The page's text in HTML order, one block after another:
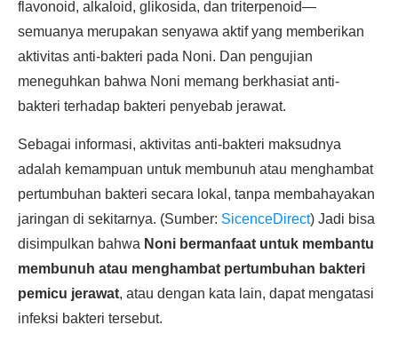
flavonoid, alkaloid, glikosida, dan triterpenoid—
semuanya merupakan senyawa aktif yang memberikan
aktivitas anti-bakteri pada Noni. Dan pengujian
meneguhkan bahwa Noni memang berkhasiat anti-
bakteri terhadap bakteri penyebab jerawat.
Sebagai informasi, aktivitas anti-bakteri maksudnya
adalah kemampuan untuk membunuh atau menghambat
pertumbuhan bakteri secara lokal, tanpa membahayakan
jaringan di sekitarnya. (Sumber: SicenceDirect) Jadi bisa
disimpulkan bahwa Noni bermanfaat untuk membantu
membunuh atau menghambat pertumbuhan bakteri
pemicu jerawat, atau dengan kata lain, dapat mengatasi
infeksi bakteri tersebut.